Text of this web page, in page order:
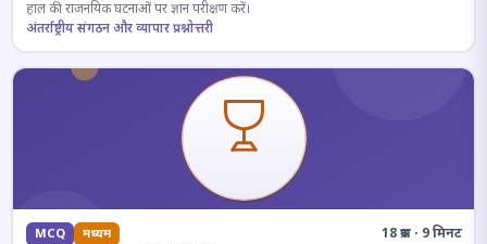
हाल की राजनयिक घटनाओं पर ज्ञान परीक्षण करें।
अंतर्राष्ट्रीय संगठन और व्यापार प्रश्नोत्तरी
MCQ मध्यम 18 प्रश्न · 9 मिनट